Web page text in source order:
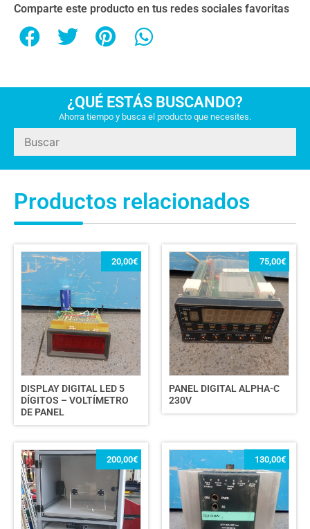
Comparte este producto en tus redes sociales favoritas
¿QUÉ ESTÁS BUSCANDO?
Ahorra tiempo y busca el producto que necesites.
Productos relacionados
DISPLAY DIGITAL LED 5
DÍGITOS – VOLTÍMETRO
DE PANEL
20,00€
PANEL DIGITAL ALPHA-C
230V
75,00€
200,00€ 130,00€